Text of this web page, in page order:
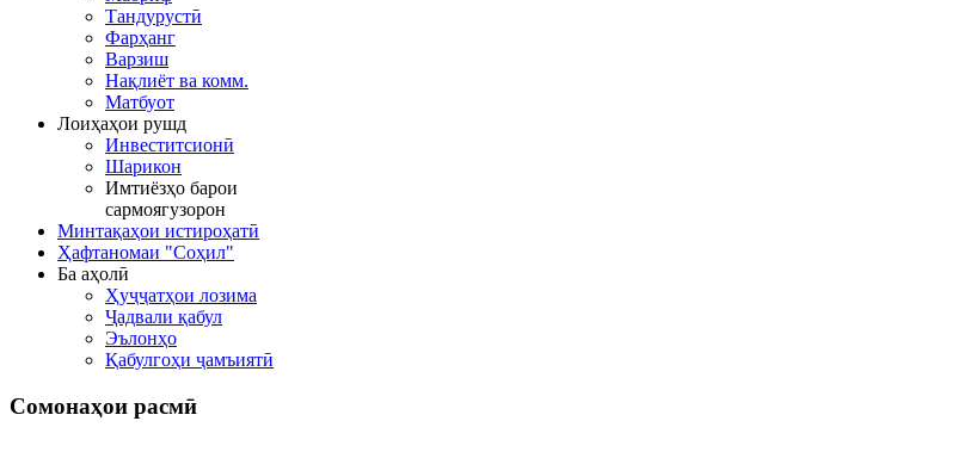
Тандурустӣ
Фарҳанг
Варзиш
Нақлиёт ва комм.
Матбуот
Лоиҳаҳои рушд
Инвеститсионӣ
Шарикон
Имтиёзҳо барои
сармоягузорон
Минтақаҳои истироҳатӣ
Ҳафтаномаи "Соҳил"
Ба аҳолӣ
Ҳуҷҷатҳои лозима
Ҷадвали қабул
Эълонҳо
Қабулгоҳи ҷамъиятӣ
Сомонаҳои расмӣ